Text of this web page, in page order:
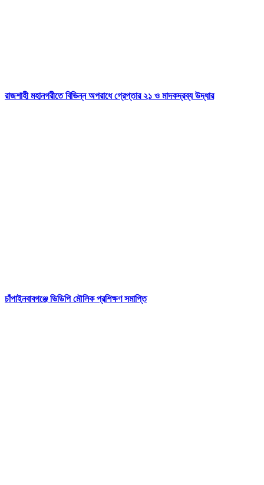
রাজশাহী মহানগরীতে বিভিন্ন অপরাধে গ্রেপ্তার ২১ ও মাদকদ্রব্য উদ্ধার
চাঁপাইনবাবগঞ্জে ভিডিপি মৌলিক প্রশিক্ষণ সমাপ্তি